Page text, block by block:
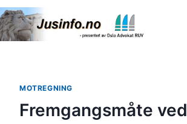
Skip
to
content
MOTREGNING
Fremgangsmåte ved